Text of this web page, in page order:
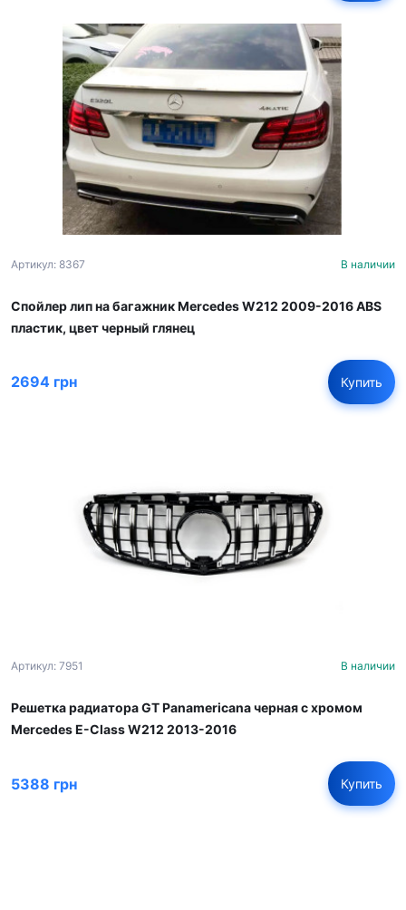
Артикул: 8367 В наличии
Спойлер лип на багажник Mercedes W212 2009-2016 ABS
пластик, цвет черный глянец
2694 грн Купить
Артикул: 7951 В наличии
Решетка радиатора GT Panamericana черная с хромом
Mercedes E-Class W212 2013-2016
5388 грн Купить